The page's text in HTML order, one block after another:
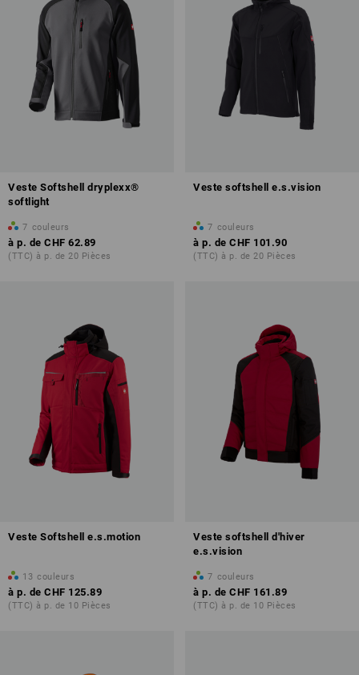
Veste Softshell dryplexx®
softlight
7 couleurs
à p. de CHF 62.89
(TTC) à p. de 20 Pièces
Veste softshell e.s.vision
7 couleurs
à p. de CHF 101.90
(TTC) à p. de 20 Pièces
Veste Softshell e.s.motion
13 couleurs
à p. de CHF 125.89
(TTC) à p. de 10 Pièces
Veste softshell d'hiver
e.s.vision
7 couleurs
à p. de CHF 161.89
(TTC) à p. de 10 Pièces